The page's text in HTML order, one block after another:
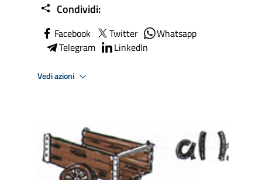
Condividi:
Facebook Twitter
Whatsapp
Telegram
LinkedIn
Vedi azioni